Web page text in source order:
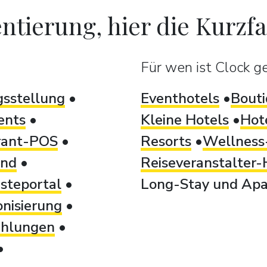
hier die
POS
Für wen ist Clock
Eventhotels
Kleine Hotels
Resorts
Long-Stay und